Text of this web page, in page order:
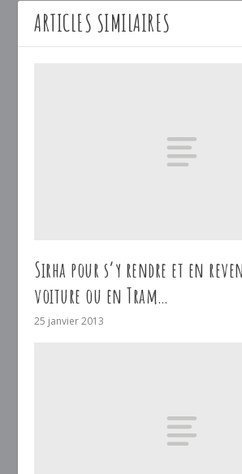
ARTICLES SIMILAIRES
Sirha pour s’y rendre et en
voiture ou en Tram…
25 janvier 2013